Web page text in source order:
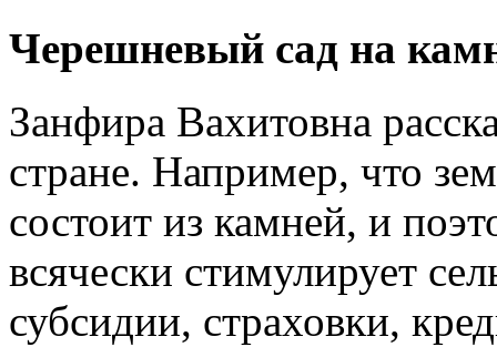
Черешневый сад на
Занфира Вахитовна
стране. Например, что
состоит из камней, и
всячески стимулирует
субсидии, страховки,